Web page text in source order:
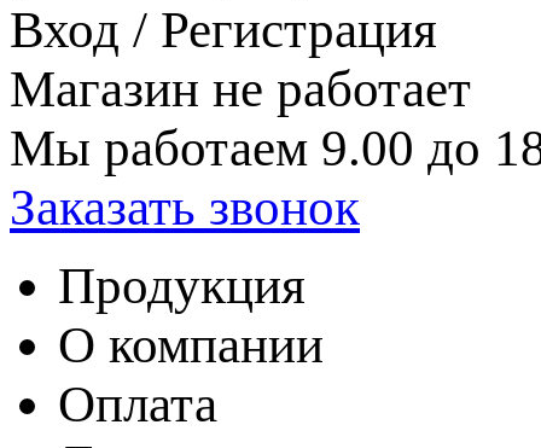
Вход / Регистрация
Магазин не работает
Мы работаем 9.00 до
Заказать звонок
Продукция
О компании
Оплата